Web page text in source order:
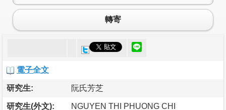
轉寄
電子全文
研究生: 阮氏芳芝
研究生(外文): NGUYEN THI PHUONG CHI